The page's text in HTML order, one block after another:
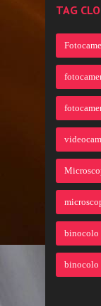
TAG
binocolo
binocolo